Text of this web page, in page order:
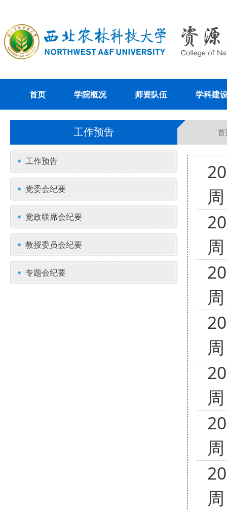
首页 学院概况 师资队伍 学科建
工作预告 首
工作预告
党委会纪要
党政联席会纪要
教授委员会纪要
专题会纪要